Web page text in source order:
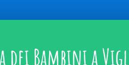
dei Bambini a